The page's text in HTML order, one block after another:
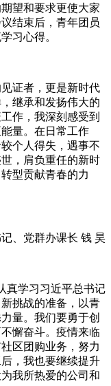
望和要求更使大家
结束后，青年团员
习心得。
证者，更是新时代
继承和发扬伟大的
作，我深刻感受到
量。在日常工作
个人得失，遇事不
，肩负重任的新时
型贡献青春的力
、党群办课长 钱 昊
真学习习近平总书记
挑战的准备，以青
量。我们要勇于创
懈奋斗。疫情来临
区团购业务，努力
，我也要继续提升
我所热爱的公司和